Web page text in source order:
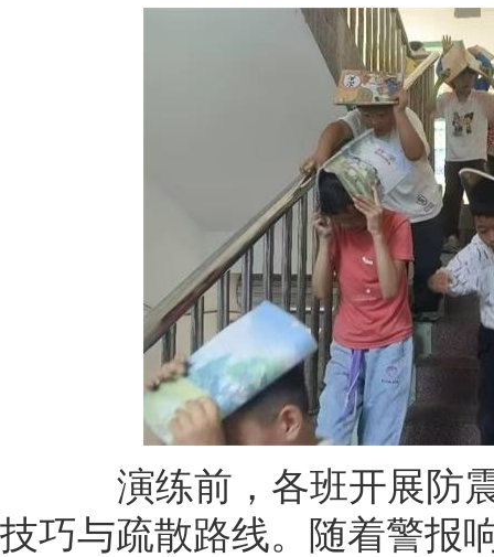
演练前，各班开展防震
技巧与疏散路线。随着警报